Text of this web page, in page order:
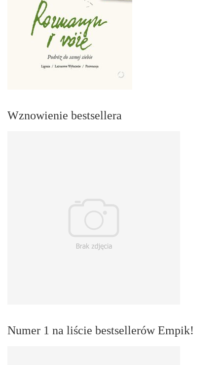
Wznowienie bestsellera
Numer 1 na liście bestsellerów Empik!